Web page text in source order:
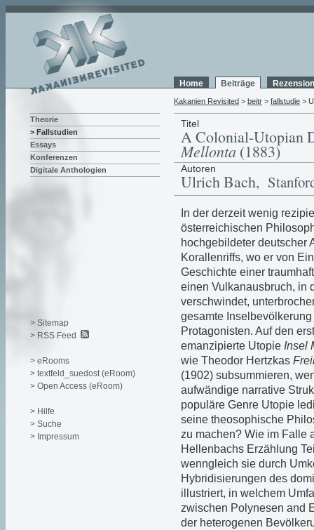
Home Beiträge
Kakanien Revisited > beitr > fallstudie >
Titel
A Colonial-Utopian
Mellonta (1883)
Autoren
Ulrich Bach,
In der derzeit wenig
österreichischen
hochgebildeter deutscher
Korallenriffs, wo er von
Geschichte einer
einen Vulkanausbruch, in
verschwindet,
gesamte
Protagonisten. Auf den
emanzipierte Utopie Insel
wie Theodor Hertzkas
(1902) subsummieren,
aufwändige narrative
populäre Genre Utopie
seine theosophische
zu machen? Wie im Falle
Hellenbachs Erzählung
wenngleich sie durch
Hybridisierungen des
illustriert, in welchem
zwischen Polynesen and
der heterogenen
Theorie
> Fallstudien
Essays
Konferenzen
Digitale Anthologien
> Sitemap
> RSS Feed
> eRooms
> textfeld_suedost (eRoom)
> Open Access (eRoom)
> Hilfe
> Suche
> Impressum